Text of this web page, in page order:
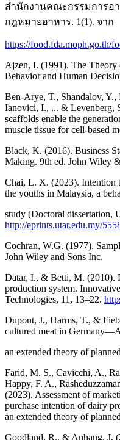
สำนักงานคณะกรรมการอา
กฎหมายอาหาร. 1(1). จาก
https://food.fda.moph.go.th/
Ajzen, I. (1991). The Theory
Behavior and Human
Ben-Arye, T., Shandalov, Y.,
Ianovici, I., ... & Levenberg,
scaffolds enable the
muscle tissue for cell-based
Black, K. (2016). Business
Making. 9th ed. John Wiley
Chai, L. X. (2023). Intention
the youths in Malaysia, a
study (Doctoral dissertation,
http://eprints.utar.edu.my/
Cochran, W.G. (1977).
John Wiley and Sons Inc.
Datar, I., & Betti, M. (2010).
production system.
Technologies, 11, 13–22.
Dupont, J., Harms, T., &
cultured meat in
an extended theory of
Farid, M. S., Cavicchi, A.,
Happy, F. A.,
(2023). Assessment of
purchase intention of dairy
an extended theory of
Goodland, R., & Anhang, J.